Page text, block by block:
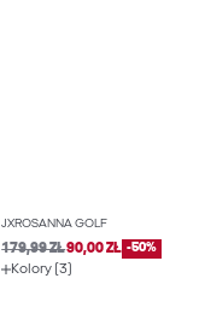
JXROSANNA GOLF
179,99 ZŁ90,00 ZŁ -50%
Kolory (3)